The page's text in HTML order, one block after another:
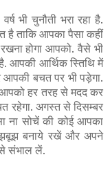
भी चुनौती भरा रहा है.
है ताकि आपका पैसा कहीं
होगा आपको. वैसे भी
आपकी आर्थिक स्तिथि में
बचत पर भी पड़ेगा.
हर तरह से मदद कर
अगस्त से दिसम्बर
ना सोचें की कोई आपका
बनाये रखें और अपने
संभाल लें.